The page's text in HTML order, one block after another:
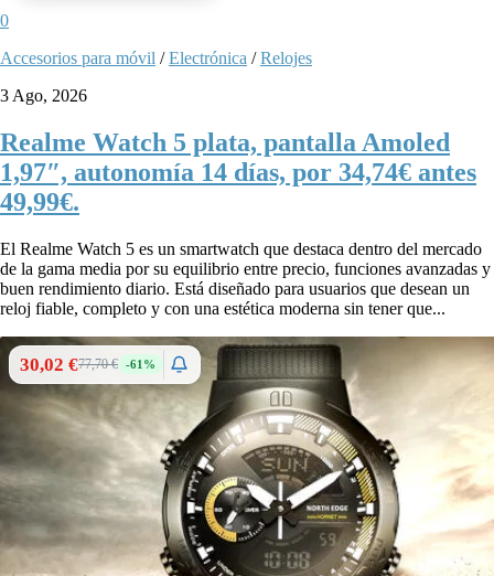
0
Accesorios para móvil /Electrónica /Relojes
3 Ago, 2026
Realme Watch 5 plata, pantalla Amoled
1,97″, autonomía 14 días, por 34,74€ antes
49,99€.
El Realme Watch 5 es un smartwatch que destaca dentro del mercado
de la gama media por su equilibrio entre precio, funciones avanzadas y
buen rendimiento diario. Está diseñado para usuarios que desean un
reloj fiable, completo y con una estética moderna sin tener que...
30,02 €77,70 € -61%